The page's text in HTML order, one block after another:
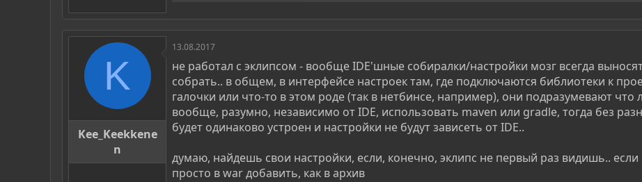
K
Kee_Keekkene
n
13.08.2017
не работал с эклипсом - вообще IDE'шные собиралки/настройки мозг всегда
собрать.. в общем, в интерфейсе настроек там, где подключаются библиотеки к
галочки или что-то в этом роде (так в нетбинсе, например), они подразумевают что
вообще, разумно, независимо от IDE, использовать maven или gradle, тогда без
будет одинаково устроен и настройки не будут зависеть от IDE..
думаю, найдешь свои настройки, если, конечно, эклипс не первый раз видишь..
просто в war добавить, как в архив